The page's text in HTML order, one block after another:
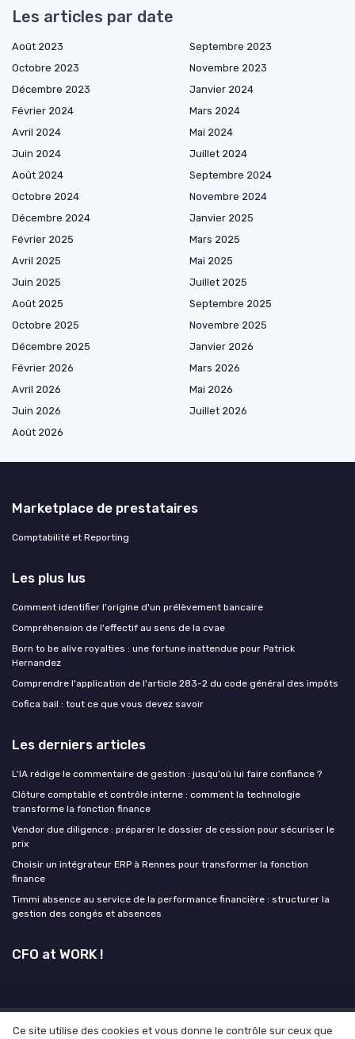
Les articles par date
Août 2023
Septembre 2023
Octobre 2023
Novembre 2023
Décembre 2023
Janvier 2024
Février 2024
Mars 2024
Avril 2024
Mai 2024
Juin 2024
Juillet 2024
Août 2024
Septembre 2024
Octobre 2024
Novembre 2024
Décembre 2024
Janvier 2025
Février 2025
Mars 2025
Avril 2025
Mai 2025
Juin 2025
Juillet 2025
Août 2025
Septembre 2025
Octobre 2025
Novembre 2025
Décembre 2025
Janvier 2026
Février 2026
Mars 2026
Avril 2026
Mai 2026
Juin 2026
Juillet 2026
Août 2026
Marketplace de prestataires
Comptabilité et Reporting
Les plus lus
Comment identifier l'origine d'un prélèvement bancaire
Compréhension de l'effectif au sens de la cvae
Born to be alive royalties : une fortune inattendue pour Patrick
Hernandez
Comprendre l'application de l'article 283-2 du code général des impôts
Cofica bail : tout ce que vous devez savoir
Les derniers articles
L'IA rédige le commentaire de gestion : jusqu'où lui faire confiance ?
Clôture comptable et contrôle interne : comment la technologie
transforme la fonction finance
Vendor due diligence : préparer le dossier de cession pour sécuriser le
prix
Choisir un intégrateur ERP à Rennes pour transformer la fonction
finance
Timmi absence au service de la performance financière : structurer la
gestion des congés et absences
CFO at WORK !
Mentions légales Politique de confidentialité Grande
Ce site utilise des cookies et vous donne le contrôle sur ceux que